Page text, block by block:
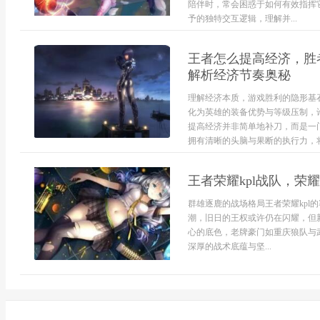
陪伴时，常会困惑于如何有效指
予的独特交互逻辑，理解并...
王者怎么提高经济，
解析经济节奏奥秘
理解经济本质，游戏胜利的隐形
化为英雄的装备优势与等级压制
提高经济并非简单地补刀，而是
拥有清晰的头脑与果断的执行力
王者荣耀kpl战队，荣
群雄逐鹿的战场格局王者荣耀kpl
潮，旧日的王权或许仍在闪耀，
心的底色，老牌豪门如重庆狼队与
深厚的战术底蕴与坚...